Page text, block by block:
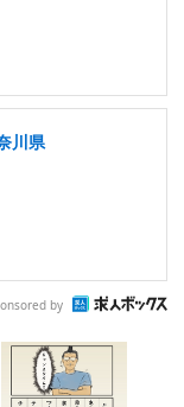
川県
by